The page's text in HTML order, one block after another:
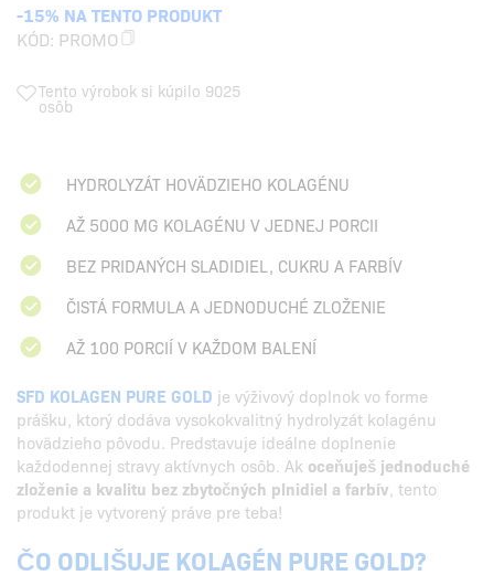
-15% NA TENTO PRODUKT
KÓD: PROMO
Tento výrobok si kúpilo 9025
osôb
HYDROLYZÁT HOVÄDZIEHO KOLAGÉNU
AŽ 5000 MG KOLAGÉNU V JEDNEJ PORCII
BEZ PRIDANÝCH SLADIDIEL, CUKRU A FARBÍV
ČISTÁ FORMULA A JEDNODUCHÉ ZLOŽENIE
AŽ 100 PORCIÍ V KAŽDOM BALENÍ
SFD KOLAGEN PURE GOLD je výživový doplnok vo forme
prášku, ktorý dodáva vysokokvalitný hydrolyzát kolagénu
hovädzieho pôvodu. Predstavuje ideálne doplnenie
každodennej stravy aktívnych osôb. Ak oceňuješ jednoduché
zloženie a kvalitu bez zbytočných plnidiel a farbív , tento
produkt je vytvorený práve pre teba!
ČO ODLIŠUJE KOLAGÉN PURE GOLD?